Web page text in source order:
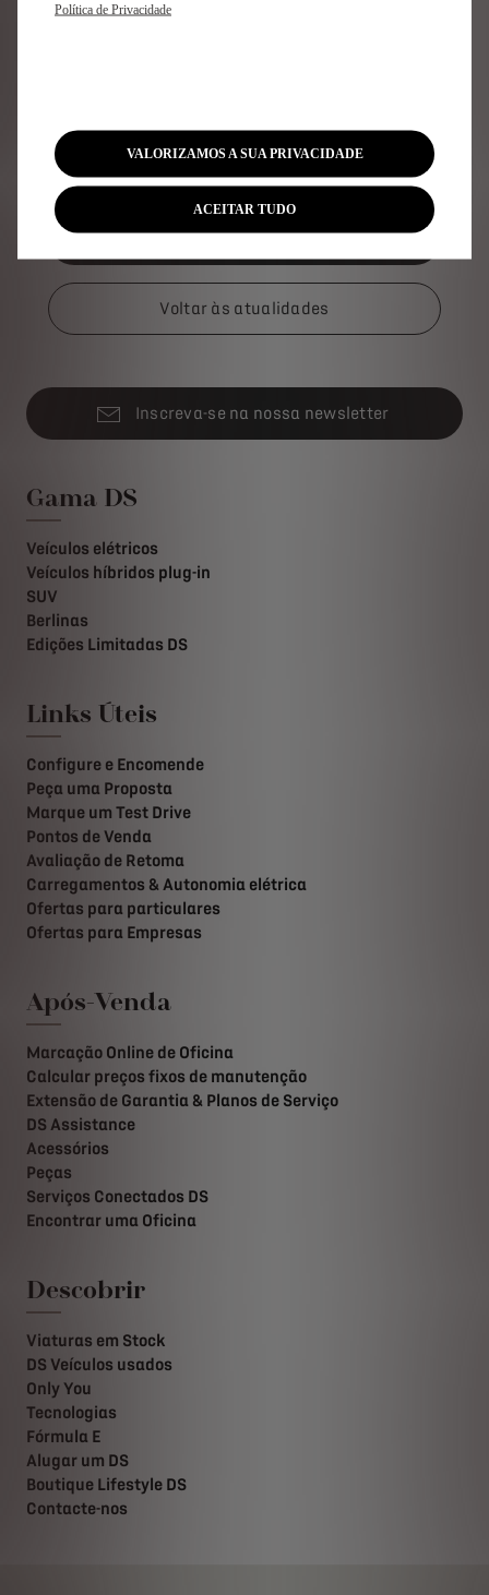
DS 3 CROSSBACK: finalista da Viatura Mais Bela do Ano
ONLY YOU: Grande Prémio de Experiencia Criativa 2017
DS DIVINE: Prêmio Especial do Júri 2015
Configure o DS 4
Voltar às atualidades
Inscreva-se na nossa newsletter
Gama DS
Veículos elétricos
Veículos híbridos plug-in
SUV
Berlinas
Edições Limitadas DS
Links Úteis
Configure e Encomende
Peça uma Proposta
Marque um Test Drive
Pontos de Venda
Avaliação de Retoma
Carregamentos & Autonomia elétrica
Ofertas para particulares
Ofertas para Empresas
Após-Venda
Marcação Online de Oficina
Calcular preços fixos de manutenção
Extensão de Garantia & Planos de Serviço
DS Assistance
Acessórios
Peças
Serviços Conectados DS
Encontrar uma Oficina
Descobrir
Viaturas em Stock
DS Veículos usados
Only You
Tecnologias
Fórmula E
Alugar um DS
Boutique Lifestyle DS
Contacte-nos
Política de Privacidade
VALORIZAMOS A SUA PRIVACIDADE
ACEITAR TUDO